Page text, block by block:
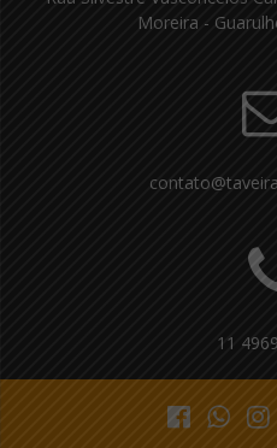
Moreira -
11